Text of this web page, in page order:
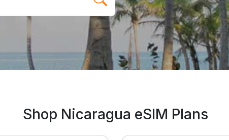
Shop Nicaragua eSIM Plans